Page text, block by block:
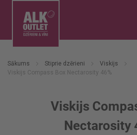
Sākums Stiprie dzērieni
Viskijs
Viskijs Compass Box Nectarosity 46%
Viskijs
Nectarosity